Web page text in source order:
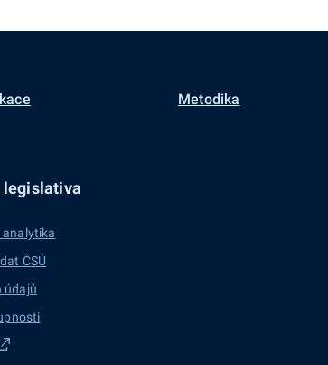
Metodika
legislativa
analytika
ČSÚ
údajů